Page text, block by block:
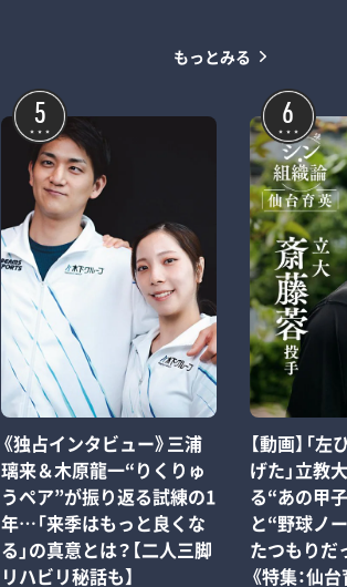
もっとみる
5
《独占インタビュー》三浦
璃来＆木原龍一“りくりゅ
うペア”が振り返る試練の1
年…「来季はもっと良くな
る」の真意とは？【二人三脚
リハビリ秘話も】
6
【動画】「
げた」立教
る“あの甲
と“野球ノ
たつもりだ
《特集：仙